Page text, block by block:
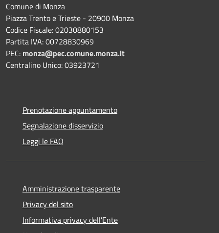
Comune di Monza
Piazza Trento e Trieste - 20900 Monza
Codice Fiscale: 02030880153
Partita IVA: 00728830969
PEC: monza@pec.comune.monza.it
Centralino Unico: 03923721
Prenotazione appuntamento
Segnalazione disservizio
Leggi le FAQ
Amministrazione trasparente
Privacy del sito
Informativa privacy dell'Ente